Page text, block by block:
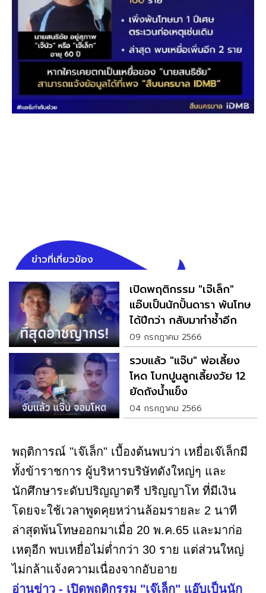
ข่าวที่เกี่ยวข้อง
เปิดพฤติกรรม "เจ๊เล็ก"
แอ๊บเป็นนักปั้นดารา พ้นโทษ
ได้ปีกว่า กลับมาทำซ้ำอีก
09 กรกฎาคม 2566
รวบแล้ว "แจ๊บ" พ่อเลี้ยง
โหด โบกปูนลูกเลี้ยงวัย 12
ยัดถังน้ำแข็ง
04 กรกฎาคม 2566
พฤติการณ์ "เจ๊เล็ก" เบื้องต้นพบว่า เหยื่อเจ๊เล็กมี
ทั้งข้าราชการ ผู้บริหารบริษัทดังใหญ่ๆ และ
นักศึกษาระดับปริญญาตรี ปริญญาโท ที่มีเงิน
โดยจะใช้เวลาพูดคุยหว่านล้อมรายละ 2 นาที
ล่าสุดพ้นโทษออกมาเมื่อ 20 พ.ค.65 และมาก่อ
เหตุอีก พบเหยื่อไม่ต่ำกว่า 30 ราย แต่ส่วนใหญ่
ไม่กล้าแจ้งความเนื่องจากอับอาย
อ่านข่าว - เปิดพฤติกรรม "เจ๊เล็ก" แอ๊บเป็นนัก